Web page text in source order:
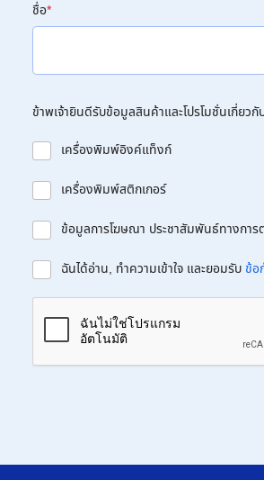
ชื่อ*
ข้าพเจ้ายินดีรับข้อมูลสินค้าและโปรโมชั่นเกี่ยว
เครื่องพิมพ์อิงค์แท็งก์
เครื่องพิมพ์สติกเกอร์
ข้อมูลการโฆษณา ประชาสัมพันธ์ทางการ
ฉันได้อ่าน, ทำความเข้าใจ และยอมรับข้อ